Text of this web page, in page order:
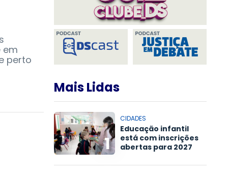
em
perto
Mais Lidas
1
CIDADES
Educação infantil
está com inscrições
abertas para 2027